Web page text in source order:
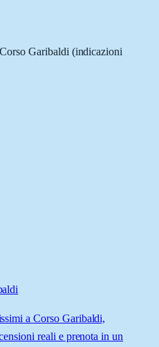
Corso Garibaldi (indicazioni
a Corso Garibaldi,
reali e prenota in un